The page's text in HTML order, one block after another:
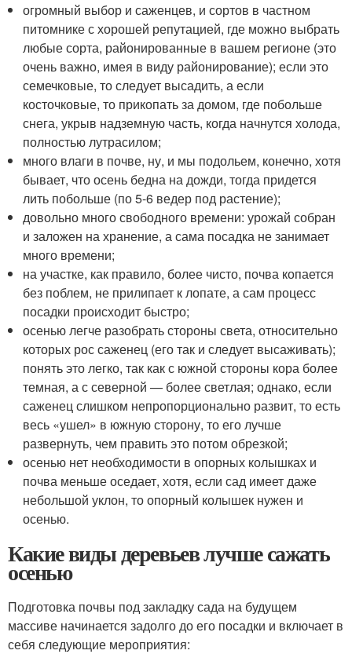
огромный выбор и саженцев, и сортов в частном
питомнике с хорошей репутацией, где можно выбрать
любые сорта, районированные в вашем регионе (это
очень важно, имея в виду районирование); если это
семечковые, то следует высадить, а если
косточковые, то прикопать за домом, где побольше
снега, укрыв надземную часть, когда начнутся холода,
полностью лутрасилом;
много влаги в почве, ну, и мы подольем, конечно, хотя
бывает, что осень бедна на дожди, тогда придется
лить побольше (по 5-6 ведер под растение);
довольно много свободного времени: урожай собран
и заложен на хранение, а сама посадка не занимает
много времени;
на участке, как правило, более чисто, почва копается
без поблем, не прилипает к лопате, а сам процесс
посадки происходит быстро;
осенью легче разобрать стороны света, относительно
которых рос саженец (его так и следует высаживать);
понять это легко, так как с южной стороны кора более
темная, а с северной — более светлая; однако, если
саженец слишком непропорционально развит, то есть
весь «ушел» в южную сторону, то его лучше
развернуть, чем править это потом обрезкой;
осенью нет необходимости в опорных колышках и
почва меньше оседает, хотя, если сад имеет даже
небольшой уклон, то опорный колышек нужен и
осенью.
Какие виды деревьев лучше сажать
осенью
Подготовка почвы под закладку сада на будущем
массиве начинается задолго до его посадки и включает в
себя следующие мероприятия: